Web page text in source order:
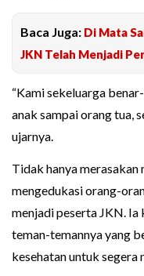
Baca Juga: Di Mata
JKN Telah Menjadi
“Kami sekeluarga
anak sampai orang tua,
ujarnya.
Tidak hanya
mengedukasi orang-
menjadi peserta JKN.
teman-temannya yang
kesehatan untuk segera